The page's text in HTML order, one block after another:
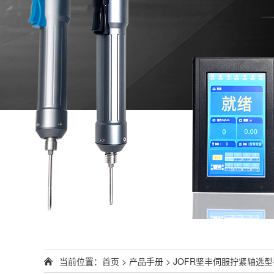
当前位置： 首页 > 产品手册 > JOFR坚丰伺服拧紧轴选